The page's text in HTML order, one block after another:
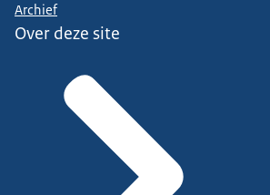
Archief
Over deze site